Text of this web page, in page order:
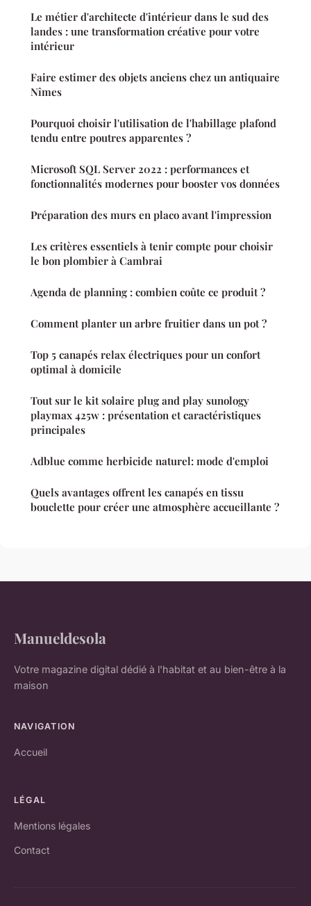
Le métier d'architecte d'intérieur dans le sud des
landes : une transformation créative pour votre
intérieur
Faire estimer des objets anciens chez un antiquaire
Nîmes
Pourquoi choisir l'utilisation de l'habillage plafond
tendu entre poutres apparentes ?
Microsoft SQL Server 2022 : performances et
fonctionnalités modernes pour booster vos données
Préparation des murs en placo avant l'impression
Les critères essentiels à tenir compte pour choisir
le bon plombier à Cambrai
Agenda de planning : combien coûte ce produit ?
Comment planter un arbre fruitier dans un pot ?
Top 5 canapés relax électriques pour un confort
optimal à domicile
Tout sur le kit solaire plug and play sunology
playmax 425w : présentation et caractéristiques
principales
Adblue comme herbicide naturel: mode d'emploi
Quels avantages offrent les canapés en tissu
bouclette pour créer une atmosphère accueillante ?
Manueldesola
Votre magazine digital dédié à l'habitat et au bien-être à la
maison
NAVIGATION
Accueil
LÉGAL
Mentions légales
Contact